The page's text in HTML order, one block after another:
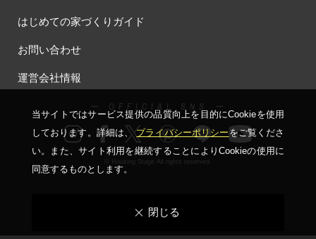
はじめての家づくりガイド
お問い合わせ
運営会社情報
ー OFFICIAL SNS ー
© Housing Stage All rights reserved.
当サイトではサービス提供の品質向上を⽬的にCookieを使⽤
しております。詳細は、プライバシーポリシーをご覧くださ
い。
また、サイト利⽤を継続することによりCookieの使⽤に
同意するものとします。
閉じる